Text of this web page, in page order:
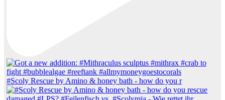
#Scoly Rescue by Amino & honey bath - how do you r